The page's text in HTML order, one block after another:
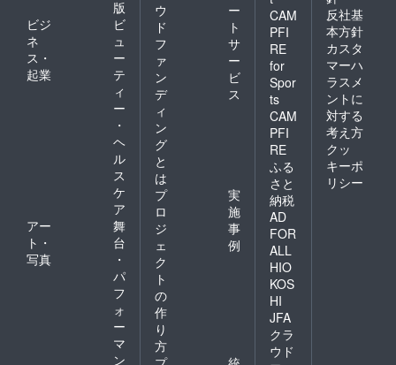
版
ビジ
ネ
ス・
起業
ビ
ュ
ー
テ
ィ
ー
・
ヘ
ル
ス
ケ
ア
アー
ト・
写真
舞
台
・
パ
フ
ォ
ー
マ
ン
ウ
ド
フ
ァ
ン
デ
ィ
ン
グ
と
は
ー
ト
サ
ー
ビ
ス
プ
ロ
ジ
ェ
ク
ト
の
作
り
方
実
施
事
例
CAM
PFI
RE
for
Spor
ts
CAM
PFI
RE
ふる
さと
納税
AD
FOR
ALL
HIO
KOS
HI
JFA
クラ
ウド
反社基
本方針
カスタ
マーハ
ラスメ
ントに
対する
考え方
クッ
キーポ
リシー